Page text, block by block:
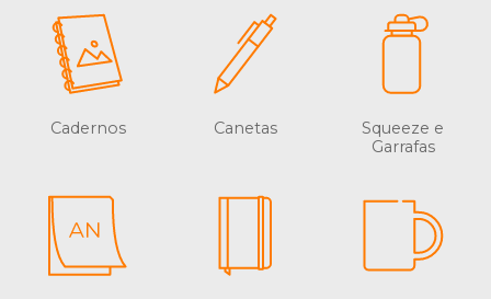
Cadernos Canetas
Squeeze e
Garrafas